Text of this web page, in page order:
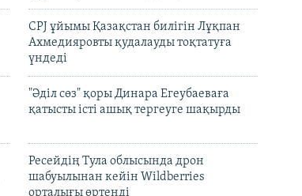
CPJ ұйымы Қазақстан билігін Лұқпан
Ахмедияровты қудалауды тоқтатуға
үндеді
"Әділ сөз" қоры Динара Егеубаеваға
қатысты істі ашық тергеуге шақырды
Ресейдің Тула облысында дрон
шабуылынан кейін Wildberries
орталығы өртенді